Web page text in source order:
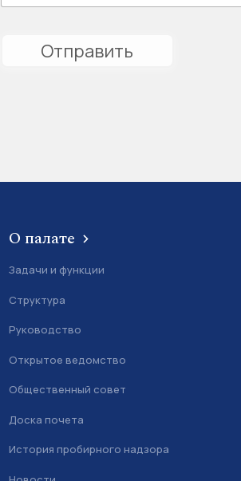
О палате
Задачи и функции
Структура
Руководство
Открытое ведомство
Общественный совет
Доска почета
История пробирного надзора